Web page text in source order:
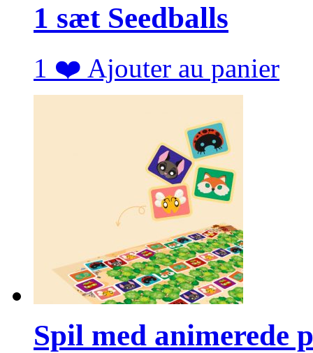
1 sæt Seedballs
1 ❤️ Ajouter au panier
Spil med animerede